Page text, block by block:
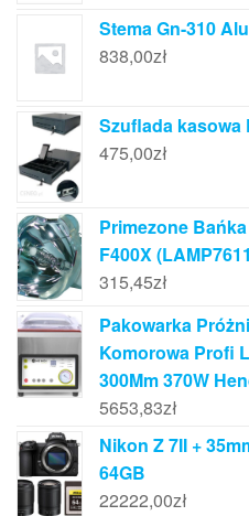
Stema Gn-310
838,00zł
Szuflada kasowa
475,00zł
Primezone
F400X
315,45zł
Pakowarka
Komorowa Profi
300Mm 370W
5653,83zł
Nikon Z 7II +
64GB
22222,00zł